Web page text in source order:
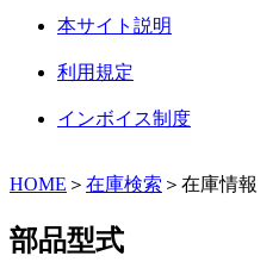
本サイト説明
利用規定
インボイス制度
HOME ＞ 在庫検索 ＞在庫情報
部品型式